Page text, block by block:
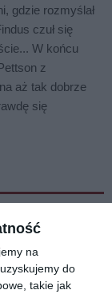
na
do
takie jak
gdzie rozmyślał
czuł się
W końcu
z
aż tak dobrze
się
[ książka ]